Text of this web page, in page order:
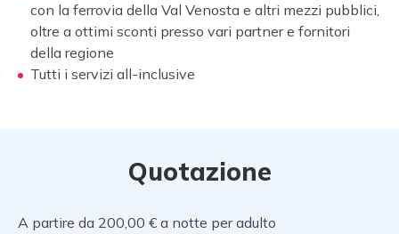
con la ferrovia della Val Venosta e altri mezzi pubblici,
oltre a ottimi sconti presso vari partner e fornitori
della regione
Tutti i servizi all-inclusive
Quotazione
A partire da 200,00 € a notte per adulto